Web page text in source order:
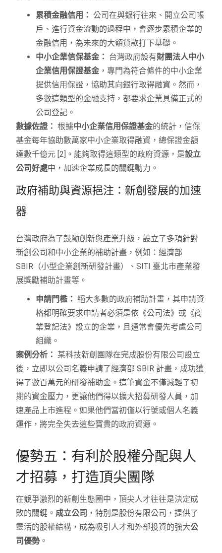
累積金融信用： 公司在與銀行往來、開立公司帳
戶、進行資金流動的過程中，會逐步累積企業的
金融信用，為未來的大額貸款打下基礎。
中小企業信保基金： 台灣政府設有財團法人中小
企業信用保證基金 ，專門為符合條件的中小企業
提供信用保證，協助其向銀行取得融資。然而，
多數這類型的金融支持，都要求企業具備正式的
公司登記。
數據佐證： 根據中小企業信用保證基金的統計，信保
基金每年協助數萬家中小企業取得融資，總保證金額
達數千億元 [2]。能夠取得這類型的政府資源，是設立
公司好處中，加速企業成長的關鍵動力。
政府補助與資源挹注：新創發展的加速
器
台灣政府為了鼓勵創新與產業升級，設立了多項針對
新創公司和中小企業的補助計畫，例如：經濟部
SBIR（小型企業創新研發計畫）、SITI 臺北市產業發
展獎勵補助計畫等。
申請門檻： 絕大多數的政府補助計畫，其申請資
格都明確要求申請者必須是依《公司法》或《商
業登記法》設立的企業，且通常會優先考慮公司
組織。
案例分析： 某科技新創團隊在完成股份有限公司設立
後，立即以公司名義申請了經濟部 SBIR 計畫，成功獲
得了數百萬元的研發補助金。這筆資金不僅減輕了初
期的資金壓力，更讓他們得以擴大招募研發人員，加
速產品上市進程。如果他們當初僅以行號或個人名義
運作，將完全失去這些寶貴的政府資源。
優勢五：有利於股權分配與人
才招募，打造頂尖團隊
在競爭激烈的新創生態圈中，頂尖人才往往是決定成
敗的關鍵。 成立公司 ，特別是股份有限公司，提供了
靈活的股權結構，成為吸引人才和外部投資的強大公
司優勢。